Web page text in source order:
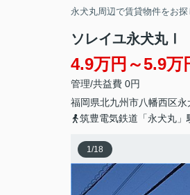
永犬丸周辺で賃貸物件をお
ソレイユ永犬丸Ⅰ
4.9万円～5.9万
管理/共益費 0円
福岡県北九州市八幡西区永
筑豊電気鉄道「永犬丸」
1/18